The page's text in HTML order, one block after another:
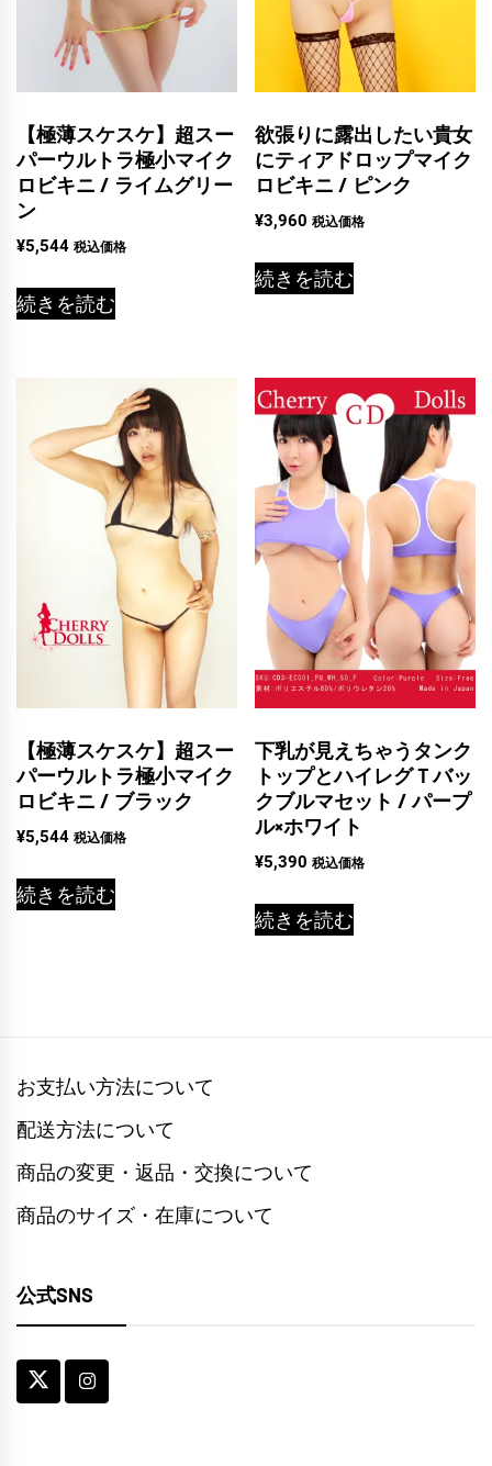
【極薄スケスケ】超スー
パーウルトラ極小マイク
ロビキニ / ライムグリー
ン
¥5,544 税込価格
続きを読む
欲張りに露出したい貴女
にティアドロップマイク
ロビキニ / ピンク
¥3,960 税込価格
続きを読む
【極薄スケスケ】超スー
パーウルトラ極小マイク
ロビキニ / ブラック
¥5,544 税込価格
続きを読む
下乳が見えちゃうタンク
トップとハイレグＴバッ
クブルマセット / パープ
ル×ホワイト
¥5,390 税込価格
続きを読む
お支払い方法について
配送方法について
商品の変更・返品・交換について
商品のサイズ・在庫について
公式SNS